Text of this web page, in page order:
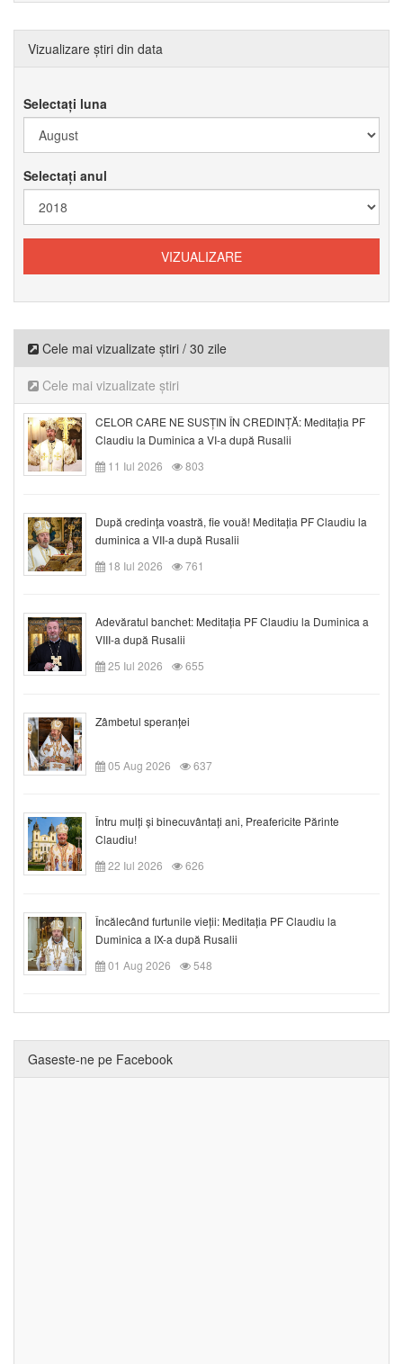
Vizualizare știri din data
Selectați luna
Selectați anul
Cele mai vizualizate știri / 30 zile
Cele mai vizualizate știri
CELOR CARE NE SUSȚIN ÎN CREDINȚĂ: Meditația PF
Claudiu la Duminica a VI-a după Rusalii
11 Iul 2026
803
După credinţa voastră, fie vouă! Meditația PF Claudiu la
duminica a VII-a după Rusalii
18 Iul 2026
761
Adevăratul banchet: Meditația PF Claudiu la Duminica a
VIII-a după Rusalii
25 Iul 2026
655
Zâmbetul speranței
05 Aug 2026 637
Întru mulți și binecuvântați ani, Preafericite Părinte
Claudiu!
22 Iul 2026
626
Încălecând furtunile vieții: Meditația PF Claudiu la
Duminica a IX-a după Rusalii
01 Aug 2026
548
Gaseste-ne pe Facebook